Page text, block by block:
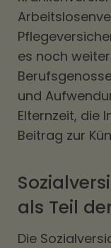
es noch
und
Elternzeit, die
Beitrag zur
als Teil
Die